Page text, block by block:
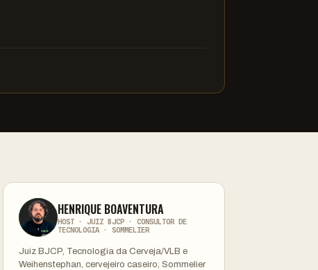
HENRIQUE BOAVENTURA
HOST · JUIZ BJCP · CONSULTOR DE
TECNOLOGIA · SOMMELIER
Juiz BJCP, Tecnologia da Cerveja/VLB e
Weihenstephan, cervejeiro caseiro, Sommelier